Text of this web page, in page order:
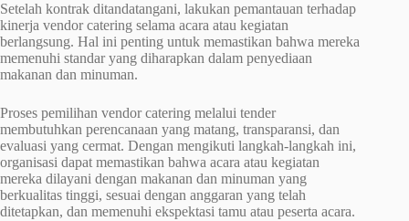
Setelah kontrak ditandatangani, lakukan pemantauan terhadap
kinerja vendor catering selama acara atau kegiatan
berlangsung. Hal ini penting untuk memastikan bahwa mereka
memenuhi standar yang diharapkan dalam penyediaan
makanan dan minuman.
Proses pemilihan vendor catering melalui tender
membutuhkan perencanaan yang matang, transparansi, dan
evaluasi yang cermat. Dengan mengikuti langkah-langkah ini,
organisasi dapat memastikan bahwa acara atau kegiatan
mereka dilayani dengan makanan dan minuman yang
berkualitas tinggi, sesuai dengan anggaran yang telah
ditetapkan, dan memenuhi ekspektasi tamu atau peserta acara.